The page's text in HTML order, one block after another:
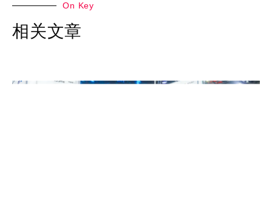
On Key
相关文章